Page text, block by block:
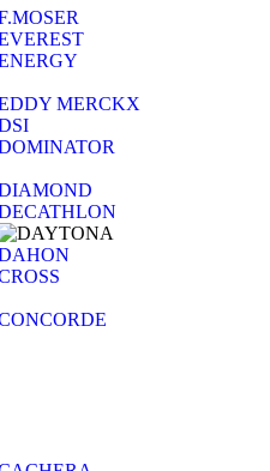
MERCKX